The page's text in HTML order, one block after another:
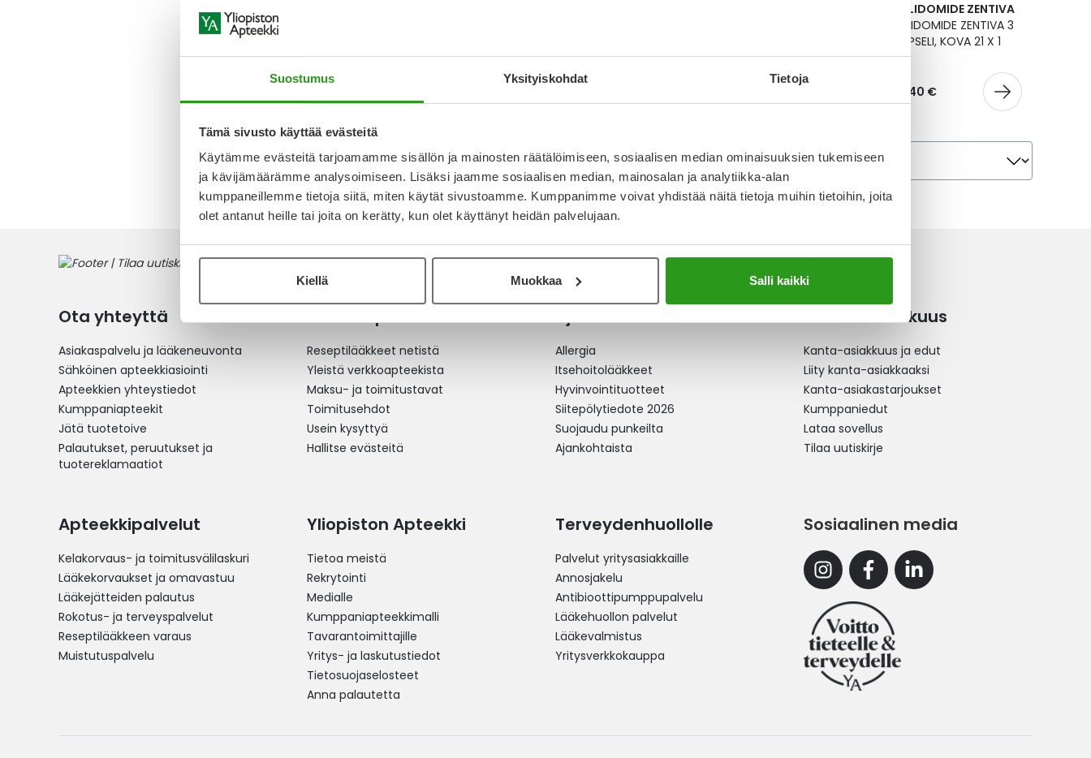
Suostumus Yksityiskohdat Tietoja
Tämä sivusto käyttää evästeitä
Käytämme evästeitä tarjoamamme sisällön ja mainosten räätälöimiseen, sosiaalisen median ominaisuuksien tukemiseen
ja kävijämäärämme analysoimiseen. Lisäksi jaamme sosiaalisen median, mainosalan ja analytiikka-alan
kumppaneillemme tietoja siitä, miten käytät sivustoamme. Kumppanimme voivat yhdistää näitä tietoja muihin tietoihin, joita
olet antanut heille tai joita on kerätty, kun olet käyttänyt heidän palvelujaan.
Kiellä Muokkaa Salli kaikki
FOL
FOL
FOL
POMALIDOMIDE ZENTIVA
POMALIDOMIDE ZENTIVA 3
MG KAPSELI, KOVA 21 X 1
FOL
4 399,40 €
4tuotetta
Järjestä
Järjestä
Ota yhteyttä
Asiakaspalvelu ja lääkeneuvonta
Sähköinen apteekkiasiointi
Apteekkien yhteystiedot
Kumppaniapteekit
Jätä tuotetoive
Palautukset, peruutukset ja
tuotereklamaatiot
Verkkoapteekki
Reseptilääkkeet netistä
Yleistä verkkoapteekista
Maksu- ja toimitustavat
Toimitusehdot
Usein kysyttyä
Hallitse evästeitä
Ajankohtaista
Allergia
Itsehoitolääkkeet
Hyvinvointituotteet
Siitepölytiedote 2026
Suojaudu punkeilta
Ajankohtaista
Kanta-asiakkuus
Kanta-asiakkuus ja edut
Liity kanta-asiakkaaksi
Kanta-asiakastarjoukset
Kumppaniedut
Lataa sovellus
Tilaa uutiskirje
Apteekkipalvelut
Kelakorvaus- ja toimitusvälilaskuri
Lääkekorvaukset ja omavastuu
Lääkejätteiden palautus
Rokotus- ja terveyspalvelut
Reseptilääkkeen varaus
Muistutuspalvelu
Yliopiston Apteekki
Tietoa meistä
Rekrytointi
Medialle
Kumppaniapteekkimalli
Tavarantoimittajille
Yritys- ja laskutustiedot
Tietosuojaselosteet
Anna palautetta
Terveydenhuollolle
Palvelut yritysasiakkaille
Annosjakelu
Antibioottipumppupalvelu
Lääkehuollon palvelut
Lääkevalmistus
Yritysverkkokauppa
Sosiaalinen media
InstagramFacebookLinkedin